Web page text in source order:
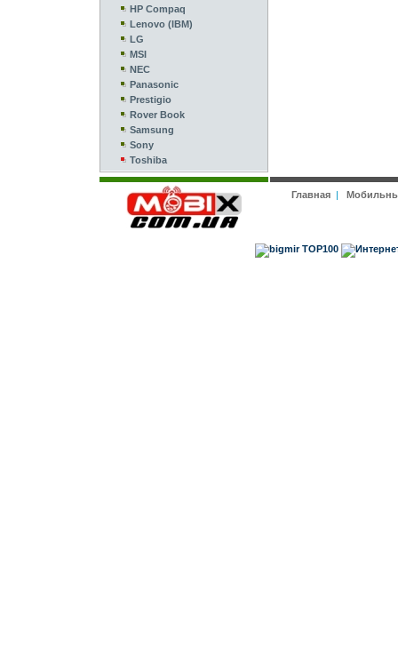
HP Compaq
Lenovo (IBM)
LG
MSI
NEC
Panasonic
Prestigio
Rover Book
Samsung
Sony
Toshiba
Главная |